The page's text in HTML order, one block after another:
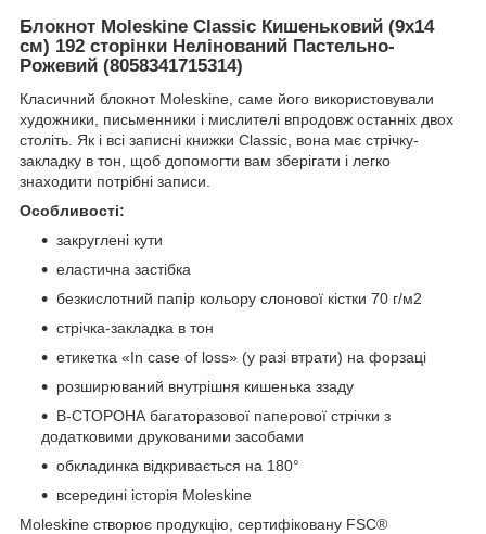
Блокнот Moleskine Classic Кишеньковий (9х14
см) 192 сторінки Нелінований Пастельно-
Рожевий (8058341715314)
Класичний блокнот Moleskine, саме його використовували
художники, письменники і мислителі впродовж останніх двох
століть. Як і всі записні книжки Classic, вона має стрічку-
закладку в тон, щоб допомогти вам зберігати і легко
знаходити потрібні записи.
Особливості:
закруглені кути
еластична застібка
безкислотний папір кольору слонової кістки 70 г/м2
стрічка-закладка в тон
етикетка «In case of loss» (у разі втрати) на форзаці
розширюваний внутрішня кишенька ззаду
В-СТОРОНА багаторазової паперової стрічки з
додатковими друкованими засобами
обкладинка відкривається на 180°
всередині історія Moleskine
Moleskine створює продукцію, сертифіковану FSC®